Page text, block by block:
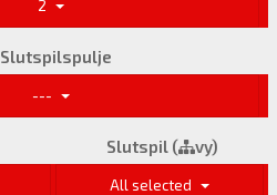
2
Slutspilspulje
---
Slutspil ( vy)
All selected